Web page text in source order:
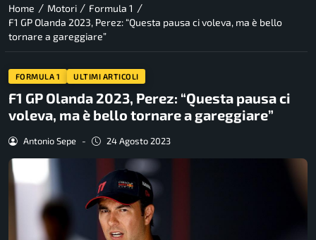
Home / Motori / Formula 1 /
F1 GP Olanda 2023, Perez: “Questa pausa ci voleva, ma è bello
tornare a gareggiare”
FORMULA 1 ULTIMI ARTICOLI
F1 GP Olanda 2023, Perez: “Questa pausa ci
voleva, ma è bello tornare a gareggiare”
Antonio Sepe - 24 Agosto 2023